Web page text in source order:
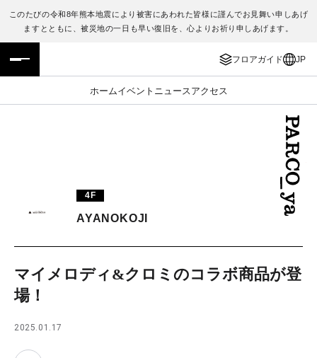
このたびの令和8年熊本地震により被害にあわれた皆様に謹んでお見舞い申しあげ
ますとともに、被災地の一日も早い復旧を、心よりお祈り申しあげます。
フロアガイド JP
ホームイベント ニュース アクセス
フロアガイド
施設案内・アクセス
TAX FREE
JP
ENGLISH
繁体字
日本語
4F
AYANOKOJI
マイメロディ&クロミのコラボ商品が登
場！
2025.01.17